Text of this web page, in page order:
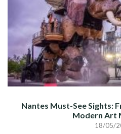
Nantes Must-See Sights:
Modern Art
18/05/